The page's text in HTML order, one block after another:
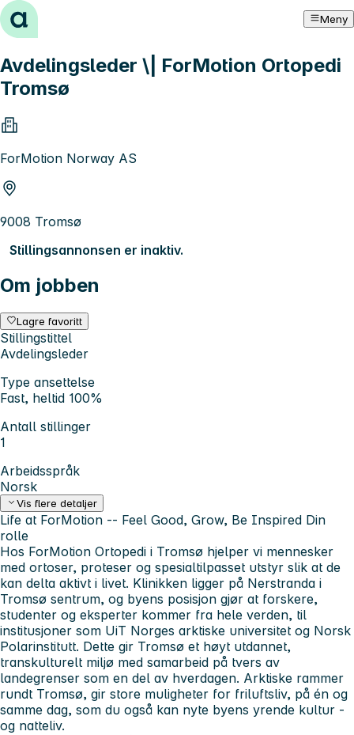
Hopp til innhold Meny
Avdelingsleder \| ForMotion Ortopedi
Tromsø
ForMotion Norway AS
9008 Tromsø
Stillingsannonsen er inaktiv.
Om jobben
Lagre favoritt
Stillingstittel
Avdelingsleder
Type ansettelse
Fast, heltid 100%
Antall stillinger
1
Arbeidsspråk
Norsk
Vis flere detaljer
Life at ForMotion -- Feel Good, Grow, Be Inspired Din
rolle
Hos ForMotion Ortopedi i Tromsø hjelper vi mennesker
med ortoser, proteser og spesialtilpasset utstyr slik at de
kan delta aktivt i livet. Klinikken ligger på Nerstranda i
Tromsø sentrum, og byens posisjon gjør at forskere,
studenter og eksperter kommer fra hele verden, til
institusjoner som UiT Norges arktiske universitet og Norsk
Polarinstitutt. Dette gir Tromsø et høyt utdannet,
transkulturelt miljø med samarbeid på tvers av
landegrenser som en del av hverdagen. Arktiske rammer
rundt Tromsø, gir store muligheter for friluftsliv, på én og
samme dag, som du også kan nyte byens yrende kultur -
og natteliv.